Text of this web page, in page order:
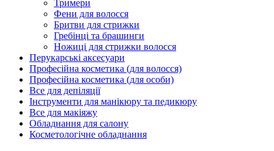
Тримери
Фени для волосся
Бритви для стрижки
Гребінці та брашинги
Ножиці для стрижки волосся
Перукарські аксесуари
Професійна косметика (для волосся)
Професійна косметика (для особи)
Все для депіляції
Інструменти для манікюру та педикюру
Все для макіяжу
Обладнання для салону
Косметологічне обладнання